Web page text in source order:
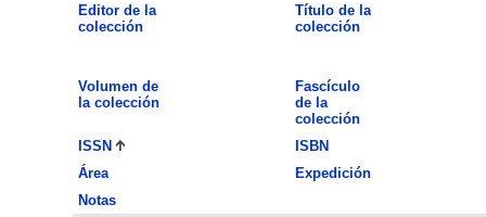
Editor de la
colección
Título de la
colección
Volumen de
la colección
Fascículo
de la
colección
ISSN
ISBN
Área
Expedición
Notas